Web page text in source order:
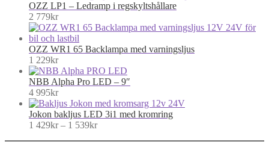
OZZ LP1 – Ledramp i regskyltshållare
2 779kr
OZZ WR1 65 Backlampa med varningsljus
1 229kr
NBB Alpha Pro LED – 9″
4 995kr
Jokon bakljus LED 3i1 med kromring
1 429kr – 1 539krPrice